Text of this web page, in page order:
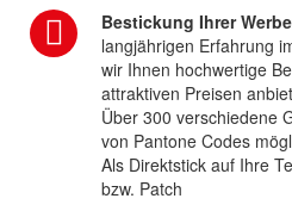
Bestickung Ihrer
langjährigen Erfahrung
wir Ihnen hochwertige
attraktiven Preisen
Über 300 verschiedene
von Pantone Codes
Als Direktstick auf Ihre
bzw. Patch